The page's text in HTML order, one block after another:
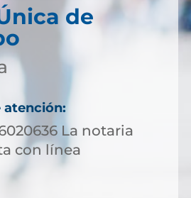
de
atención:
La notaria
con línea